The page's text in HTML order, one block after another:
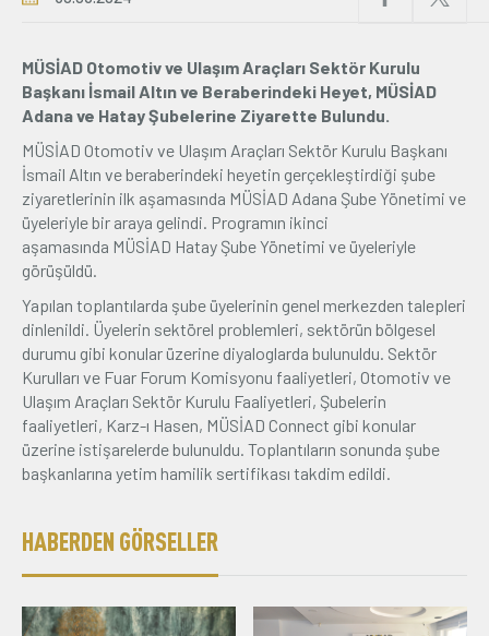
E-İşlemler
İletişim Hakkımızda Galeri
MÜSİAD Otomotiv ve Ulaşım Araçları Sektör Kurulu
Başkanı İsmail Altın ve Beraberindeki Heyet, MÜSİAD
Adana ve Hatay Şubelerine Ziyarette Bulundu.
MÜSİAD Otomotiv ve Ulaşım Araçları Sektör Kurulu Başkanı
İsmail Altın ve beraberindeki heyetin gerçekleştirdiği şube
ziyaretlerinin ilk aşamasında MÜSİAD Adana Şube Yönetimi ve
üyeleriyle bir araya gelindi. Programın ikinci
aşamasında MÜSİAD Hatay Şube Yönetimi ve üyeleriyle
görüşüldü.
Yapılan toplantılarda şube üyelerinin genel merkezden talepleri
dinlenildi. Üyelerin sektörel problemleri, sektörün bölgesel
durumu gibi konular üzerine diyaloglarda bulunuldu. Sektör
Kurulları ve Fuar Forum Komisyonu faaliyetleri, Otomotiv ve
Ulaşım Araçları Sektör Kurulu Faaliyetleri, Şubelerin
faaliyetleri, Karz-ı Hasen, MÜSİAD Connect gibi konular
üzerine istişarelerde bulunuldu. Toplantıların sonunda şube
başkanlarına yetim hamilik sertifikası takdim edildi.
HABERDEN GÖRSELLER